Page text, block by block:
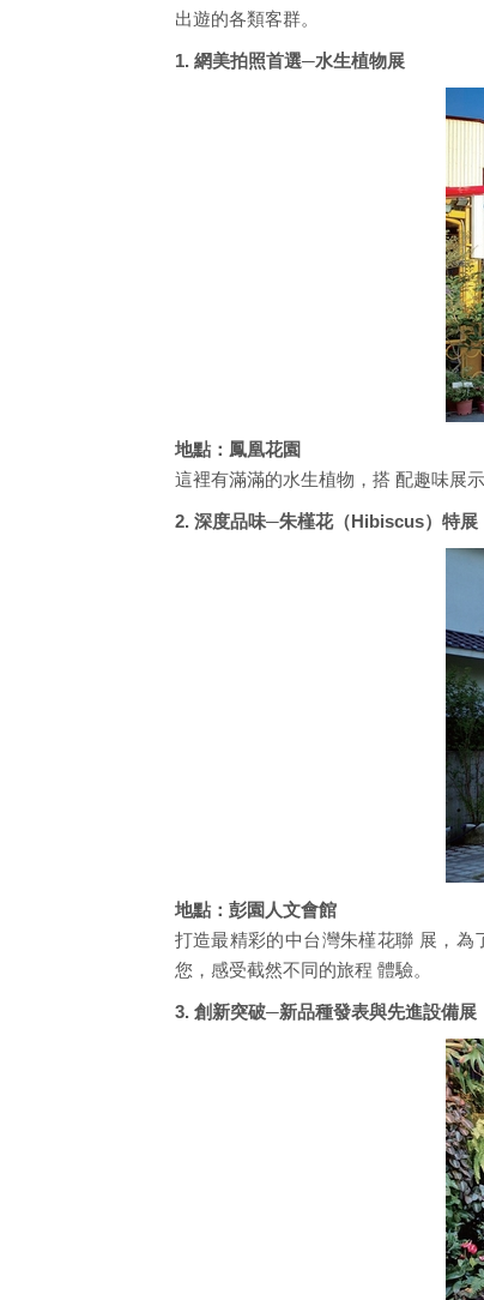
出遊的各類客群。
1. 網美拍照首選─水生植物展
地點：鳳凰花園
這裡有滿滿的水生植物，搭 配趣味展
2. 深度品味─朱槿花（Hibiscus）特展
地點：彭園人文會館
打造最精彩的中台灣朱槿花聯 展，
您，感受截然不同的旅程 體驗。
3. 創新突破─新品種發表與先進設備展